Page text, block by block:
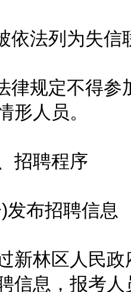
法列为失信
规定不得参
形人员。
聘程序
布招聘信息
林区人民政
信息，报考